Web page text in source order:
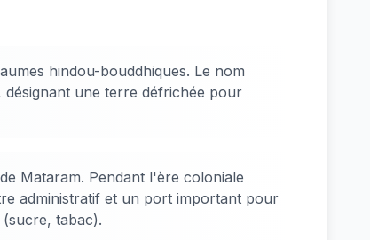
hindou-bouddhiques. Le nom
une terre défrichée pour
Mataram. Pendant l'ère coloniale
administratif et un port important pour
tabac).